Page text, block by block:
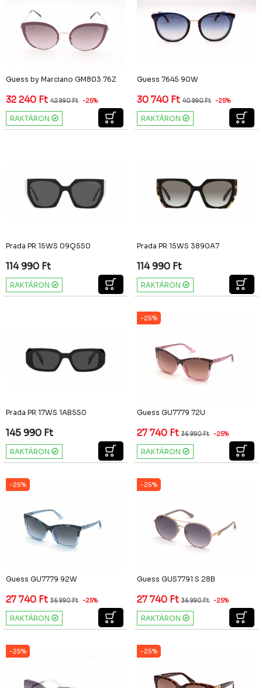
Guess by Marciano GM803 76Z
32 240 Ft 42 990Ft -25%
RAKTÁRON
Guess 7645 90W
30 740 Ft 40 990Ft -25%
RAKTÁRON
Prada PR 15WS 09Q5S0
114 990 Ft
RAKTÁRON
Prada PR 15WS 3890A7
114 990 Ft
RAKTÁRON
Prada PR 17WS 1AB5S0
145 990 Ft
RAKTÁRON
-25%
Guess GU7779 72U
27 740 Ft 36 990Ft -25%
RAKTÁRON
-25%
Guess GU7779 92W
27 740 Ft 36 990Ft -25%
RAKTÁRON
-25%
Guess GUS7791 S 28B
27 740 Ft 36 990Ft -25%
RAKTÁRON
-25% -25%